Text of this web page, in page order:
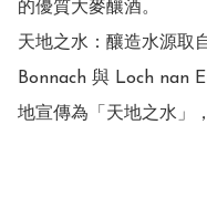
的優質大麥釀酒。
天地之水：釀造水源取
Bonnach 與 Loch nan
地宣傳為「天地之水」